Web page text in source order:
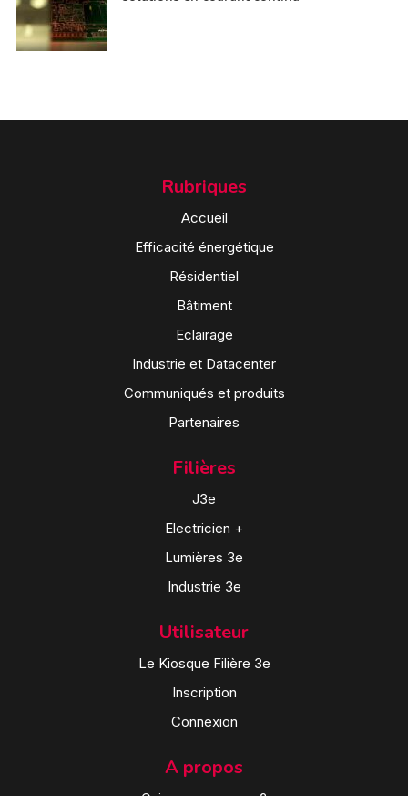
Rubriques
Accueil
Efficacité énergétique
Résidentiel
Bâtiment
Eclairage
Industrie et Datacenter
Communiqués et produits
Partenaires
Filières
J3e
Electricien +
Lumières 3e
Industrie 3e
Utilisateur
Le Kiosque Filière 3e
Inscription
Connexion
A propos